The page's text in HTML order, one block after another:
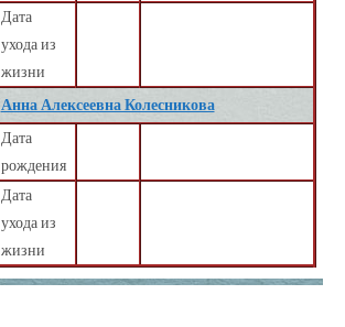
Дата
ухода из
жизни
Анна Алексеевна Колесникова
Дата
рождения
Дата
ухода из
жизни